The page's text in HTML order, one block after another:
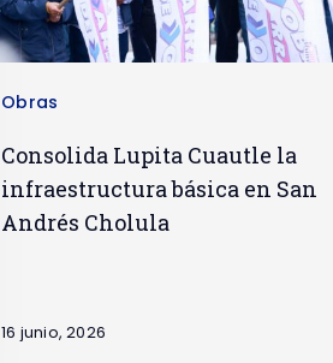
Obras
Consolida Lupita Cuautle la
infraestructura básica en San
Andrés Cholula
16 junio, 2026